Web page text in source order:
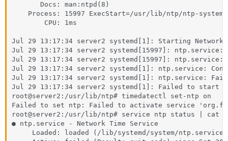
       Docs: man:ntpd(8)
Process: 15997 ExecStart=/usr/lib/ntp/ntp-
        CPU: 1ms
Jul 29 13:17:34 server2 systemd[1]: Starting
Jul 29 13:17:34 server2 systemd[15997]: ntp.service:
Jul 29 13:17:34 server2 systemd[15997]: ntp.service:
Jul 29 13:17:34 server2 systemd[1]: ntp.service:
Jul 29 13:17:34 server2 systemd[1]: ntp.service:
Jul 29 13:17:34 server2 systemd[1]: Failed to start
root@server2:/usr/lib/ntp# timedatectl set-ntp on
Failed to set ntp: Failed to activate service
root@server2:/usr/lib/ntp# service ntp status | cat
● ntp.service - Network Time Service
Loaded: loaded (/lib/systemd/system/